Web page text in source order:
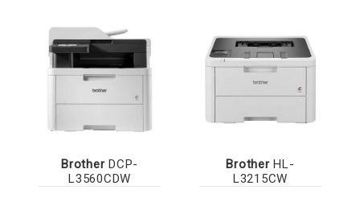
BrotherDCP-
L3560CDW
BrotherHL-
L3215CW